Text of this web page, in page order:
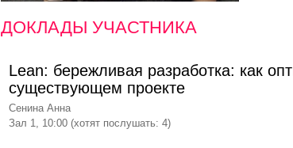
ДОКЛАДЫ УЧАСТНИКА
Lean: бережливая разработка: как
существующем проекте
Сенина Анна
Зал 1, 10:00 (хотят послушать: 4)